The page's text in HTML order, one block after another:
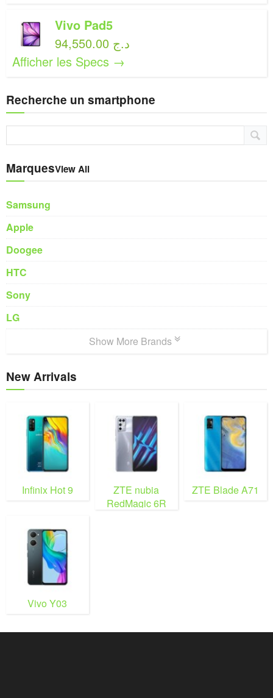
Vivo Pad5
94,550.00 د.ج
Afficher les Specs →
Recherche un smartphone
MarquesView All
Samsung
Apple
Doogee
HTC
Sony
LG
Show More Brands
New Arrivals
Infinix Hot 9
ZTE nubia
RedMagic 6R
ZTE Blade A71
Vivo Y03